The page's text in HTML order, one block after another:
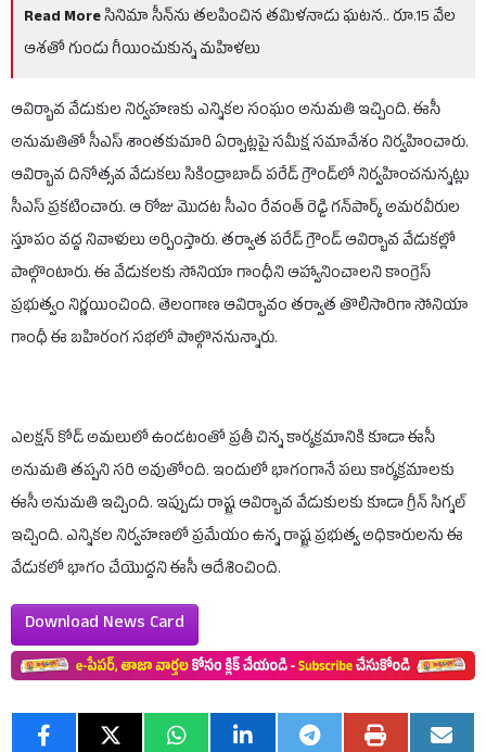
Read Moreసినిమా సీన్‌ను తలపించిన తమిళనాడు ఘటన.. రూ.15 వేల
ఆశతో గుండు గీయించుకున్న మహిళలు
ఆవిర్భావ వేడుకుల నిర్వహణకు ఎన్నికల సంఘం అనుమతి ఇచ్చింది. ఈసీ
అనుమతితో సీఎస్ శాంతకుమారి ఏర్పాట్లపై సమీక్ష సమావేశం నిర్వహించారు.
ఆవిర్భావ దినోత్సవ వేడుకలు సికింద్రాబాద్ పరేడ్ గ్రౌండ్‌లో నిర్వహించనున్నట్లు
సీఎస్ ప్రకటించారు. ఆ రోజు మొదట సీఎం రేవంత్ రెడ్డి గన్‌పార్క్ అమరవీరుల
స్తూపం వద్ద నివాళులు అర్పింస్తారు. తర్వాత పరేడ్ గ్రౌండ్ ఆవిర్భావ వేడుకల్లో
పాల్గొంటారు. ఈ వేడుకలకు సోనియా గాంధీని ఆహ్వానించాలని కాంగ్రెస్
ప్రభుత్వం నిర్ణయించింది. తెలంగాణ ఆవిర్భావం తర్వాత తొలిసారిగా సోనియా
గాంధీ ఈ బహిరంగ సభలో పాల్గొననున్నారు.
ఎలక్షన్ కోడ్ అమలులో ఉండటంతో ప్రతీ చిన్న కార్యక్రమానికి కూడా ఈసీ
అనుమతి తప్పని సరి అవుతోంది. ఇందులో భాగంగానే పలు కార్యక్రమాలకు
ఈసీ అనుమతి ఇచ్చింది. ఇప్పుడు రాష్ట్ర ఆవిర్భావ వేడుకులకు కూడా గ్రీన్ సిగ్నల్
ఇచ్చింది. ఎన్నికల నిర్వహణలో ప్రమేయం ఉన్న రాష్ట్ర ప్రభుత్వ అధికారులను ఈ
వేడుకలో భాగం చేయొద్దని ఈసీ ఆదేశించింది.
Download News Card